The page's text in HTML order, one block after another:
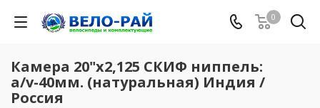
0
Камера 20"х2,125 СКИФ ниппель:
a/v-40мм. (натуральная) Индия /
Россия